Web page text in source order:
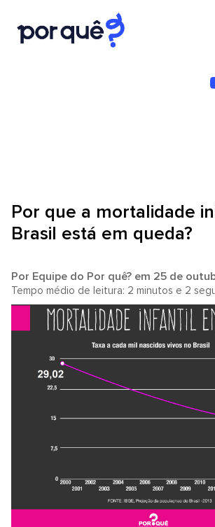
Por que a mortalidade
Brasil está em queda?
Por Equipe do Por quê? em 25 de
Tempo médio de leitura: 2 minutos e 2